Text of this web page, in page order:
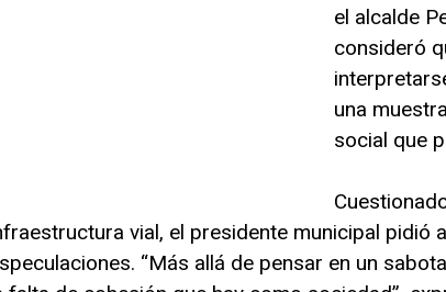
el alcalde
consideró
una
social que
vial, el presidente municipal pidió
“Más allá de pensar en un